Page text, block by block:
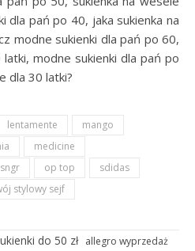
dla pań po 40, jaka sukienka na
modne sukienki dla pań po 60,
modne sukienki dla pań po
dla 30 latki?
lentamente
mango
medicine
op top
sdidas
stylowy sejf
do 50 zł allegro wyprzedaż